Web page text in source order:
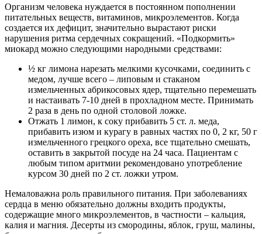
Организм человека нуждается в постоянном пополнении
питательных веществ, витаминов, микроэлементов. Когда
создается их дефицит, значительно вырастают риски
нарушения ритма сердечных сокращений. «Подкормить»
миокард можно следующими народными средствами:
½ кг лимона нарезать мелкими кусочками, соединить с
медом, лучше всего – липовым и стаканом
измельченных абрикосовых ядер, тщательно перемешать
и настаивать 7-10 дней в прохладном месте. Принимать
2 раза в день по одной столовой ложке.
Отжать 1 лимон, к соку прибавить 5 ст. л. меда,
прибавить изюм и курагу в равных частях по 0, 2 кг, 50 г
измельченного грецкого ореха, все тщательно смешать,
оставить в закрытой посуде на 24 часа. Пациентам с
любым типом аритмии рекомендовано употребление
курсом 30 дней по 2 ст. ложки утром.
Немаловажна роль правильного питания. При заболеваниях
сердца в меню обязательно должны входить продукты,
содержащие много микроэлементов, в частности – кальция,
калия и магния. Десерты из смородины, яблок, груш, малины,